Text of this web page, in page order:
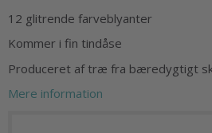
12 glitrende farveblyanter
Kommer i fin tindåse
Produceret af træ fra bæredygtigt
Mere information